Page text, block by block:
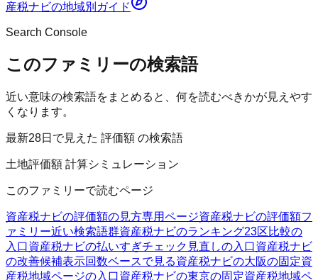
産税ナビの地域別ガイド
Search Console
このファミリーの検索語
近い意味の検索語をまとめると、何を読むべきかが見えやす
くなります。
最新28日で見えた 評価額 の検索語
土地評価額 計算シミュレーション
このファミリーで読むページ
資産税ナビの評価額の見方専用ページ資産税ナビの評価額フ
ァミリー近い検索語群資産税ナビのランキング23区比較の
入口資産税ナビの払いすぎチェック 見直しの入口資産税ナビ
の改善候補表示回数ベースで見る資産税ナビの大阪の固定資
産税地域ページの入口資産税ナビの東京の固定資産税地域ペ